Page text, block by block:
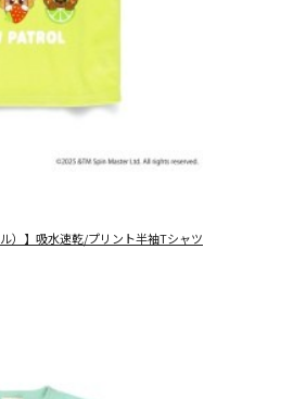
ル）】吸水速乾/プリント半袖Tシャツ